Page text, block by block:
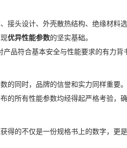
接头设计、外壳散热结构、绝缘材料
优异性能参数的坚实基础。
品符合基本安全与性能要求的有力背
的同时，品牌的信誉和实力同样重要
的所有性能参数均经得起严格考验，
得的不仅是一份规格书上的数字，更